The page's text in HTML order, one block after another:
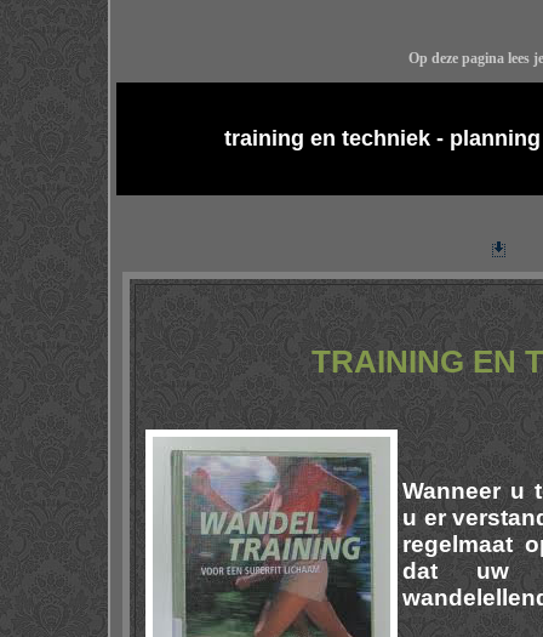
Op deze pagina lees
training en techniek -
TRAINING EN
Wanneer u
u er
regelmaat
dat uw